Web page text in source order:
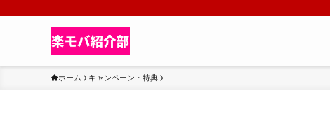
ホーム キャンペーン・特典